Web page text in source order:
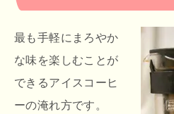
最も手軽にまろやか
な味を楽しむことが
できるアイスコーヒ
ーの淹れ方です。